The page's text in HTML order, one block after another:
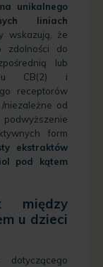
unikalnego
liniach
wskazują, że
zdolności do
lub
CB(2) i
receptorów
od
form
ekstraktów
pod kątem
między
u dzieci